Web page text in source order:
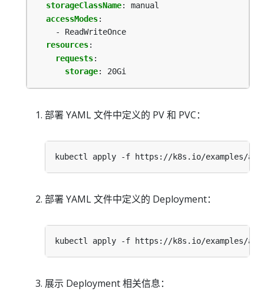
storageClassName:
manual
accessModes:
- ReadWriteOnce
resources:
requests:
storage: 20Gi
部署 YAML 文件中定义的 PV 和 PVC：
部署 YAML 文件中定义的 Deployment：
展示 Deployment 相关信息：